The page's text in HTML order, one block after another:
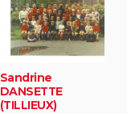
Sandrine
DANSETTE
(TILLIEUX)